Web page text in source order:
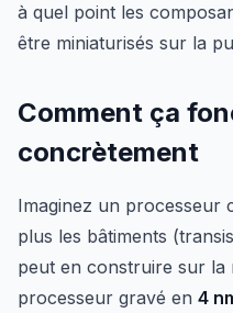
à quel point les
être miniaturisés sur la
Comment ça
concrètement
Imaginez un processeur
plus les bâtiments
peut en construire sur la
processeur gravé en 4